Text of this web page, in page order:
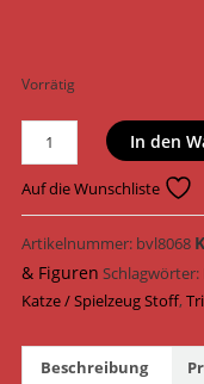
Vorrätig
Katzenspielzeug
Bär
Stoff
10
cm
45535
In den
Auf die Wunschliste
Artikelnummer: bvl8068
& Figuren Schlagwörter:
Katze / Spielzeug Stoff,
Beschreibung